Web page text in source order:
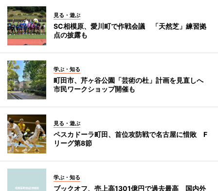
見る・遊ぶ
SC相模原、愛川町で作戦会議 「天然芝」練習拠
点の披露も
学ぶ・知る
町田市、芹ヶ谷公園「芸術の杜」計画を見直しへ
市民ワークショップ開催も
見る・遊ぶ
ペスカドーラ町田、首位攻防戦で名古屋に惜敗 F
リーグ第8節
学ぶ・知る
ブックオフ、売上高1301億円で過去最高 国内外